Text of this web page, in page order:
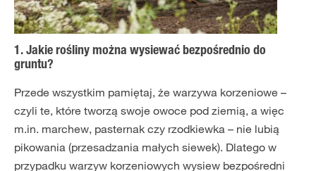
1. Jakie rośliny można wysiewać bezpośrednio do
gruntu?
Przede wszystkim pamiętaj, że warzywa korzeniowe –
czyli te, które tworzą swoje owoce pod ziemią, a więc
m.in. marchew, pasternak czy rzodkiewka – nie lubią
pikowania (przesadzania małych siewek). Dlatego w
przypadku warzyw korzeniowych wysiew bezpośredni